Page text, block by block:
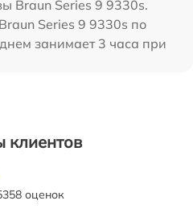
Braun Series 9 9330s.
Series 9 9330s по
занимает 3 часа при
клиентов
оценок